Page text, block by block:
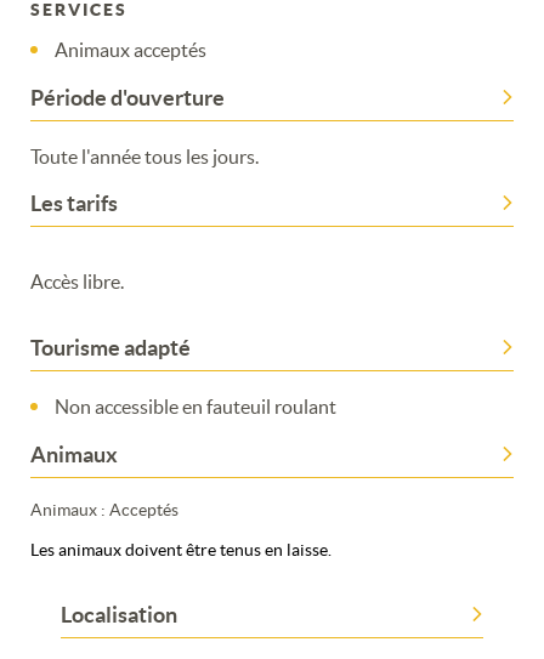
SERVICES
Animaux acceptés
Période d'ouverture
Toute l'année tous les jours.
Les tarifs
Accès libre.
Tourisme adapté
Non accessible en fauteuil roulant
Animaux
Animaux : Acceptés
Les animaux doivent être tenus en laisse.
Localisation
Merci de patienter...